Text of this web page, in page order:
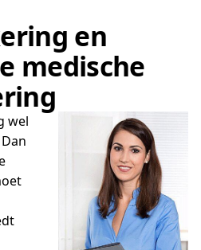
en
medische
wel